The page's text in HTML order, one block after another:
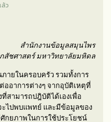
ว
สำนักงานข้อมูลสมุนไพร
สัชศาสตร์ มหาวิทยาลัยมหิดล
ในครอบครัว รวมทั้งการ
อาการต่างๆ จากอุบัติเหตุที่
ที่สามารถปฎิบัติได้เองเพื่อ
ะไปพบแพทย์ และมีข้อมูลของ
กยภาพในการใช้ประโยชน์